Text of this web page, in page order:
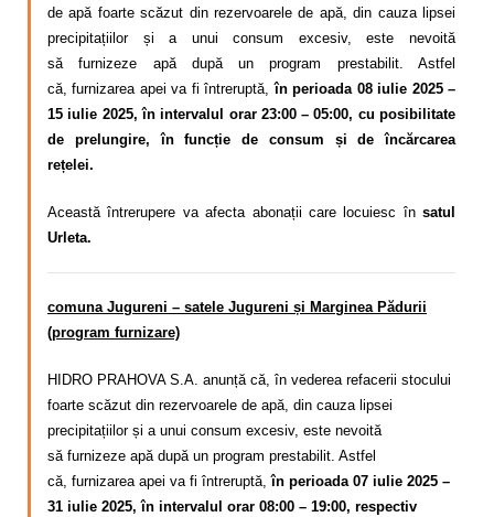
de apă foarte scăzut din rezervoarele de apă, din cauza lipsei
precipitațiilor și a unui consum excesiv,este nevoită
săfurnizeze apă după un program prestabilit. Astfel
că,furnizarea apei va fi întreruptă,în perioada 08 iulie 2025 –
15 iulie 2025, în intervalul orar 23:00 – 05:00, cu posibilitate
de prelungire, în funcție de consum și de încărcarea
rețelei.
Această întrerupere va afecta abonații care locuiesc în satul
Urleta.
comuna Jugureni – satele Jugureni și Marginea Pădurii
(program furnizare)
HIDRO PRAHOVA S.A. anunță că, în vederea refacerii stocului
foarte scăzut din rezervoarele de apă, din cauza lipsei
precipitațiilor și a unui consum excesiv, este nevoită
să furnizeze apă după un program prestabilit. Astfel
că, furnizarea apei va fi întreruptă,în perioada 07 iulie 2025 –
31 iulie 2025, în intervalul orar 08:00 – 19:00, respectiv